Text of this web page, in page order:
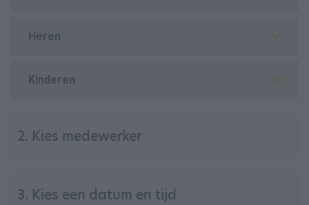
Heren
Kinderen
2. Kies medewerker
3. Kies een datum en tijd